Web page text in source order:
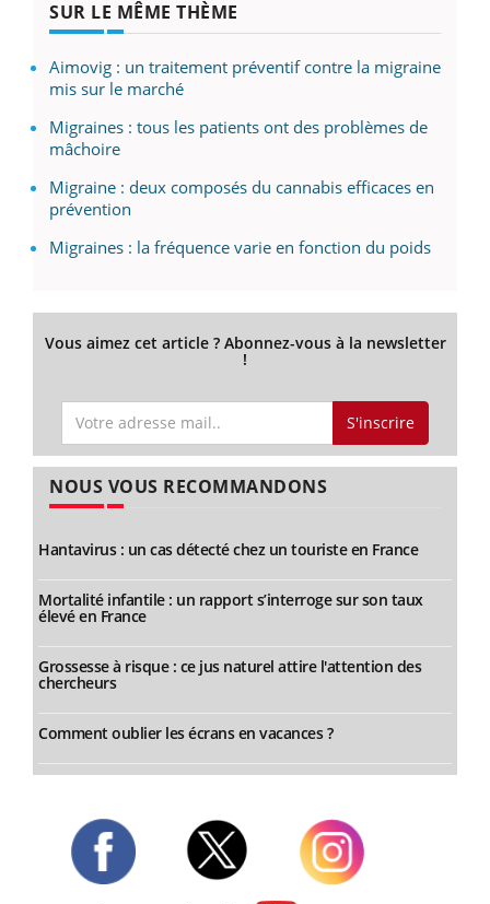
SUR LE MÊME THÈME
Aimovig : un traitement préventif contre la migraine
mis sur le marché
Migraines : tous les patients ont des problèmes de
mâchoire
Migraine : deux composés du cannabis efficaces en
prévention
Migraines : la fréquence varie en fonction du poids
Vous aimez cet article ? Abonnez-vous à la newsletter
!
S'inscrire
NOUS VOUS RECOMMANDONS
Hantavirus : un cas détecté chez un touriste en France
Mortalité infantile : un rapport s’interroge sur son taux
élevé en France
Grossesse à risque : ce jus naturel attire l'attention des
chercheurs
Comment oublier les écrans en vacances ?